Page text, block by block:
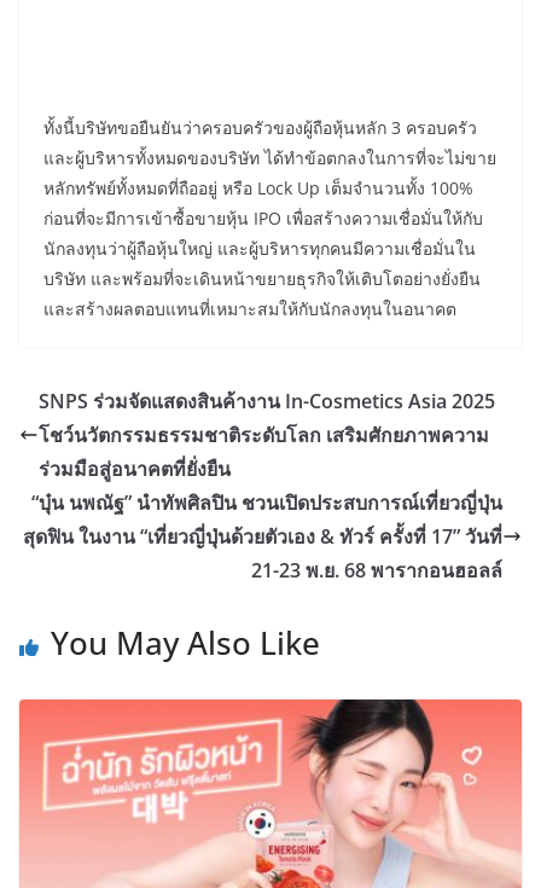
ทั้งนี้บริษัทขอยืนยันว่าครอบครัวของผู้ถือหุ้นหลัก 3 ครอบครัว
และผู้บริหารทั้งหมดของบริษัท ได้ทำข้อตกลงในการที่จะไม่ขาย
หลักทรัพย์ทั้งหมดที่ถืออยู่ หรือ Lock Up เต็มจำนวนทั้ง 100%
ก่อนที่จะมีการเข้าซื้อขายหุ้น IPO เพื่อสร้างความเชื่อมั่นให้กับ
นักลงทุนว่าผู้ถือหุ้นใหญ่ และผู้บริหารทุกคนมีความเชื่อมั่นใน
บริษัท และพร้อมที่จะเดินหน้าขยายธุรกิจให้เติบโตอย่างยั่งยืน
และสร้างผลตอบแทนที่เหมาะสมให้กับนักลงทุนในอนาคต
SNPS ร่วมจัดแสดงสินค้างาน In-Cosmetics Asia 2025
โชว์นวัตกรรมธรรมชาติระดับโลก เสริมศักยภาพความ
ร่วมมือสู่อนาคตที่ยั่งยืน
“บุ๋น นพณัฐ” นำทัพศิลปิน ชวนเปิดประสบการณ์เที่ยวญี่ปุ่น
สุดฟิน ในงาน “เที่ยวญี่ปุ่นด้วยตัวเอง & ทัวร์ ครั้งที่ 17” วันที่
21-23 พ.ย. 68 พารากอนฮอลล์
You May Also Like